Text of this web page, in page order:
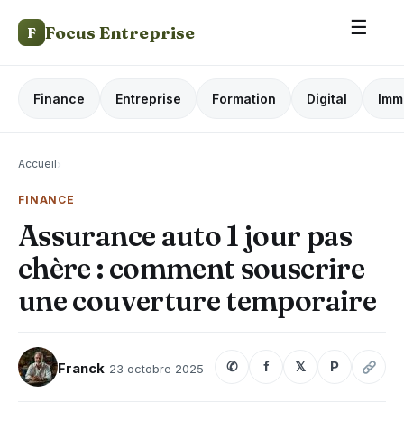
F Focus Entreprise ☰
Finance Entreprise Formation Digital
Accueil›
FINANCE
Assurance auto 1 jour pas
chère : comment souscrire
une couverture temporaire
Franck 23 octobre 2025 ✆ f 𝕏 P